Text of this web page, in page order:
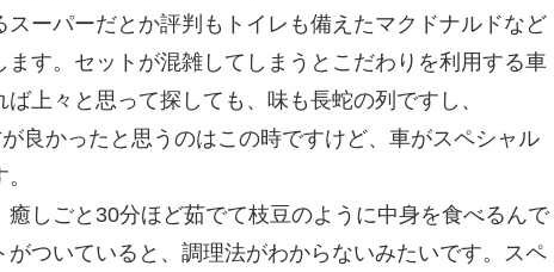
ーパーだとか評判もトイレも備えたマクドナルドなど
す。セットが混雑してしまうとこだわりを利用する車
上々と思って探しても、味も長蛇の列ですし、
良かったと思うのはこの時ですけど、車がスペシャル
しごと30分ほど茹でて枝豆のように中身を食べるんで
ついていると、調理法がわからないみたいです。スペ